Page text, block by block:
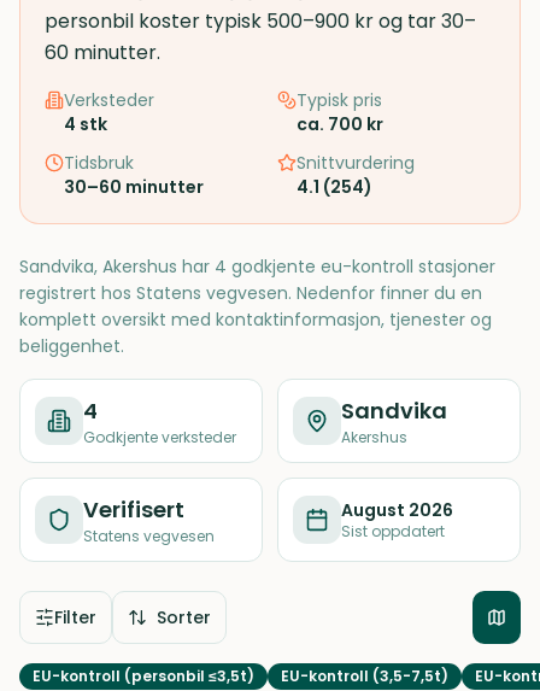
personbil koster typisk 500–900 kr og tar 30–
60 minutter.
Verksteder
4 stk
Typisk pris
ca. 700 kr
Tidsbruk
30–60 minutter
Snittvurdering
4.1 (254)
Sandvika, Akershus har 4 godkjente eu-kontroll stasjoner
registrert hos Statens vegvesen. Nedenfor finner du en
komplett oversikt med kontaktinformasjon, tjenester og
beliggenhet.
4
Godkjente verksteder
Sandvika
Akershus
Verifisert
Statens vegvesen
August 2026
Sist oppdatert
Filter Sorter
EU-kontroll (personbil ≤3,5t) EU-kontroll (3,5-7,5t) EU-